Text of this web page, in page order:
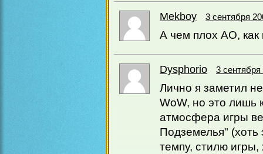
Mekboy 3 сентября
А чем плох АО, как
Dysphorio 3
Лично я заметил
WoW, но это лишь
атмосфера игры
Подземелья"
темпу, стилю